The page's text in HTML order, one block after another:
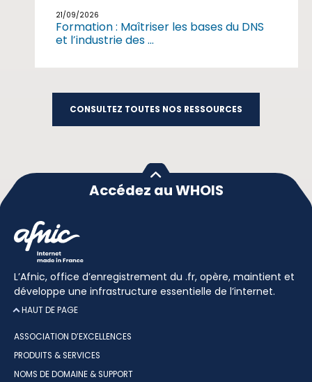
21/09/2026
Formation : Maîtriser les bases du DNS
et l’industrie des ...
CONSULTEZ TOUTES NOS RESSOURCES
Accédez au WHOIS
L’Afnic, office d’enregistrement du .fr, opère, maintient et
développe une infrastructure essentielle de l’internet.
HAUT DE PAGE
ASSOCIATION D’EXCELLENCES
PRODUITS & SERVICES
NOMS DE DOMAINE & SUPPORT